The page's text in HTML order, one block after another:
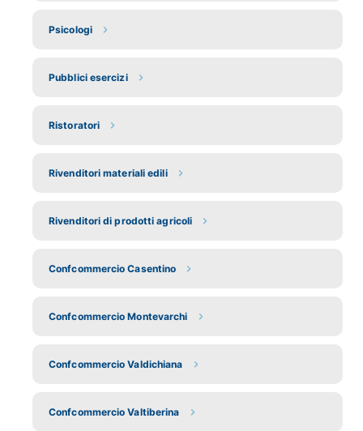
Psicologi
Pubblici esercizi
Ristoratori
Rivenditori materiali edili
Rivenditori di prodotti agricoli
Confcommercio Casentino
Confcommercio Montevarchi
Confcommercio Valdichiana
Confcommercio Valtiberina